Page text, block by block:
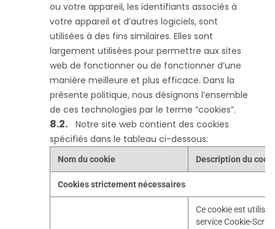
ou votre appareil, les identifiants associés à
votre appareil et d’autres logiciels, sont
utilisées à des fins similaires. Elles sont
largement utilisées pour permettre aux sites
web de fonctionner ou de fonctionner d’une
manière meilleure et plus efficace. Dans la
présente politique, nous désignons l’ensemble
de ces technologies par le terme “cookies”.
Notre site web contient des cookies
spécifiés dans le tableau ci-dessous:
Nom du cookie Description du
Cookies strictement nécessaires
Ce cookie est utilisé
service Cookie-